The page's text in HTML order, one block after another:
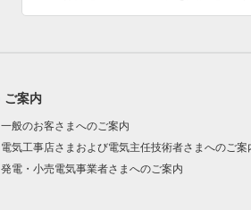
ご案内
一般のお客さまへのご案内
電気工事店さまおよび電気主任技術者さまへのご案
発電・小売電気事業者さまへのご案内